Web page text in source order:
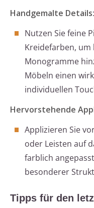
Handgemalte Details:
Nutzen Sie feine
Kreidefarben,
Monogramme
Möbeln einen
individuellen
Hervorstehende
Applizieren Sie
oder Leisten auf
farblich
besonderer
Tipps für den